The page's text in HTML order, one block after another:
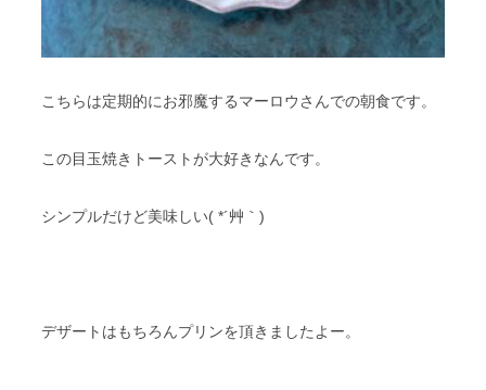
こちらは定期的にお邪魔するマーロウさんでの朝食です。
この目玉焼きトーストが大好きなんです。
シンプルだけど美味しい( *´艸｀)
デザートはもちろんプリンを頂きましたよー。